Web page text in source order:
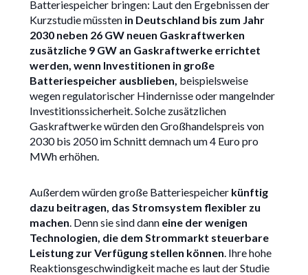
Batteriespeicher bringen: Laut den Ergebnissen der
Kurzstudie müssten in Deutschland bis zum Jahr
2030 neben 26 GW neuen Gaskraftwerken
zusätzliche 9 GW an Gaskraftwerke errichtet
werden, wenn Investitionen in große
Batteriespeicher ausblieben, beispielsweise
wegen regulatorischer Hindernisse oder mangelnder
Investitionssicherheit. Solche zusätzlichen
Gaskraftwerke würden den Großhandelspreis von
2030 bis 2050 im Schnitt demnach um 4 Euro pro
MWh erhöhen.
Außerdem würden große Batteriespeicher künftig
dazu beitragen, das Stromsystem flexibler zu
machen. Denn sie sind dann eine der wenigen
Technologien, die dem Strommarkt steuerbare
Leistung zur Verfügung stellen können. Ihre hohe
Reaktionsgeschwindigkeit mache es laut der Studie